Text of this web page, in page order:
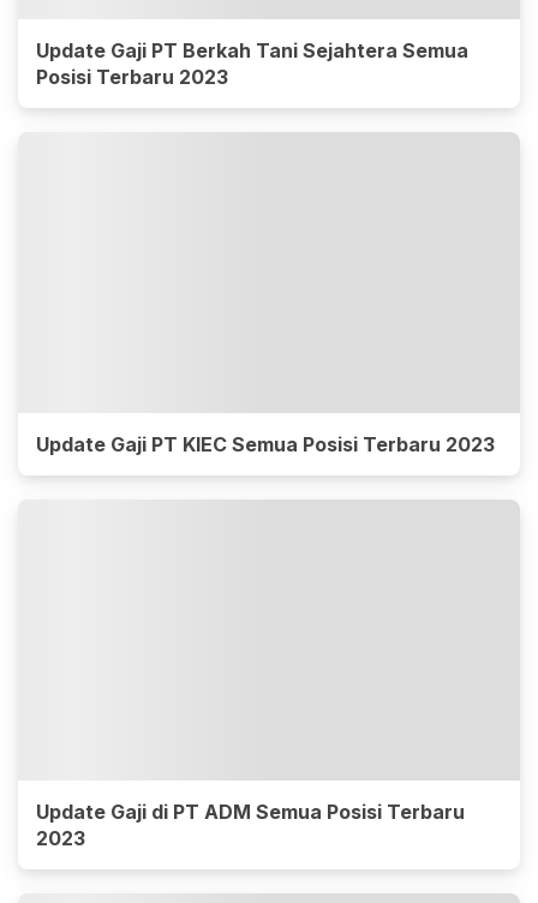
Update Gaji PT Berkah Tani Sejahtera Semua
Posisi Terbaru 2023
Update Gaji PT KIEC Semua Posisi Terbaru 2023
Update Gaji di PT ADM Semua Posisi Terbaru
2023